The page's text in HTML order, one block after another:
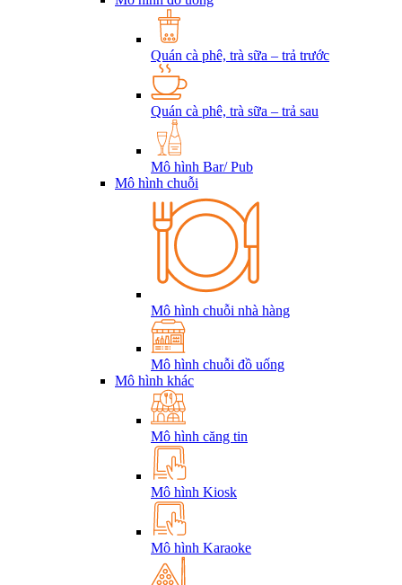
Quán cà phê, trà sữa – trả trước
Quán cà phê, trà sữa – trả sau
Mô hình Bar/ Pub
Mô hình chuỗi
Mô hình chuỗi nhà hàng
Mô hình chuỗi đồ uống
Mô hình khác
Mô hình căng tin
Mô hình Kiosk
Mô hình Karaoke